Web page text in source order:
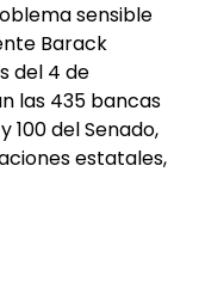
sensible
Barack
del 4 de
las 435 bancas
100 del Senado,
estatales,